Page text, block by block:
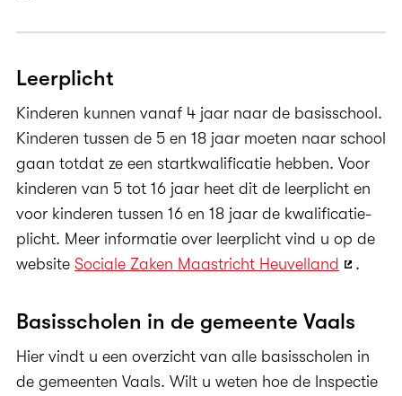
Leerplicht
Kinderen kunnen vanaf 4 jaar naar de basisschool.
Kinderen tussen de 5 en 18 jaar moeten naar school
gaan totdat ze een startkwalificatie hebben. Voor
kinderen van 5 tot 16 jaar heet dit de leerplicht en
voor kinderen tussen 16 en 18 jaar de kwalificatie-
plicht. Meer informatie over leerplicht vind u op de
website Sociale Zaken Maastricht Heuvelland .
Basisscholen in de gemeente Vaals
Hier vindt u een overzicht van alle basisscholen in
de gemeenten Vaals. Wilt u weten hoe de Inspectie